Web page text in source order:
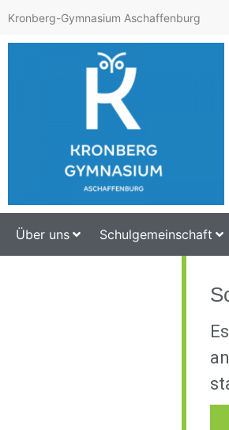
Kronberg-Gymnasium Aschaffenburg
Über uns Schulgemeinschaft